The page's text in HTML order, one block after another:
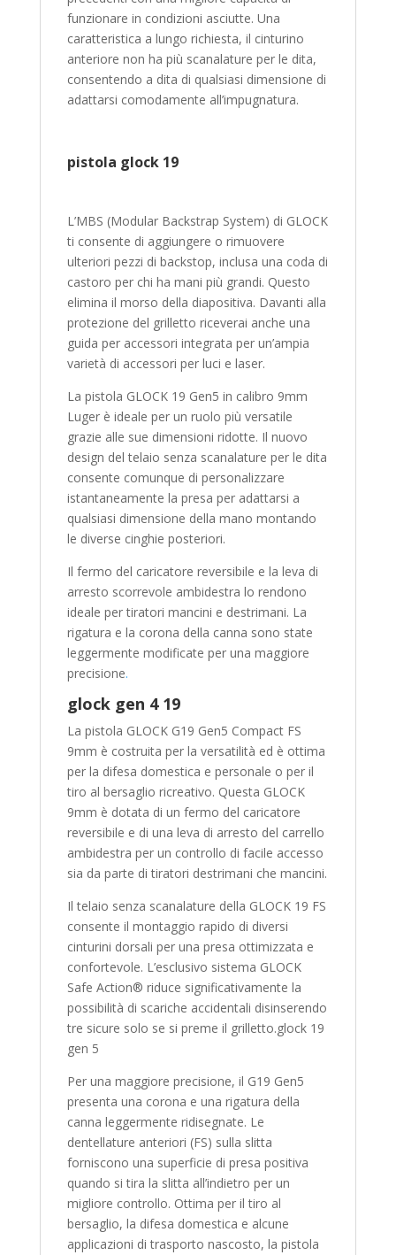
funzionare in condizioni asciutte. Una
caratteristica a lungo richiesta, il cinturino
anteriore non ha più scanalature per le dita,
consentendo a dita di qualsiasi dimensione di
adattarsi comodamente all’impugnatura.
pistola glock 19
L’MBS (Modular Backstrap System) di GLOCK
ti consente di aggiungere o rimuovere
ulteriori pezzi di backstop, inclusa una coda di
castoro per chi ha mani più grandi. Questo
elimina il morso della diapositiva. Davanti alla
protezione del grilletto riceverai anche una
guida per accessori integrata per un’ampia
varietà di accessori per luci e laser.
La pistola GLOCK 19 Gen5 in calibro 9mm
Luger è ideale per un ruolo più versatile
grazie alle sue dimensioni ridotte. Il nuovo
design del telaio senza scanalature per le dita
consente comunque di personalizzare
istantaneamente la presa per adattarsi a
qualsiasi dimensione della mano montando
le diverse cinghie posteriori.
Il fermo del caricatore reversibile e la leva di
arresto scorrevole ambidestra lo rendono
ideale per tiratori mancini e destrimani. La
rigatura e la corona della canna sono state
leggermente modificate per una maggiore
precisione.
glock gen 4 19
La pistola GLOCK G19 Gen5 Compact FS
9mm è costruita per la versatilità ed è ottima
per la difesa domestica e personale o per il
tiro al bersaglio ricreativo. Questa GLOCK
9mm è dotata di un fermo del caricatore
reversibile e di una leva di arresto del carrello
ambidestra per un controllo di facile accesso
sia da parte di tiratori destrimani che mancini.
Il telaio senza scanalature della GLOCK 19 FS
consente il montaggio rapido di diversi
cinturini dorsali per una presa ottimizzata e
confortevole. L’esclusivo sistema GLOCK
Safe Action® riduce significativamente la
possibilità di scariche accidentali disinserendo
tre sicure solo se si preme il grilletto.glock 19
gen 5
Per una maggiore precisione, il G19 Gen5
presenta una corona e una rigatura della
canna leggermente ridisegnate. Le
dentellature anteriori (FS) sulla slitta
forniscono una superficie di presa positiva
quando si tira la slitta all’indietro per un
migliore controllo. Ottima per il tiro al
bersaglio, la difesa domestica e alcune
applicazioni di trasporto nascosto, la pistola